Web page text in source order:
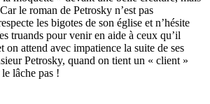
le roman de Petrosky n’est pas
les bigotes de son église et n’hésite
truands pour venir en aide à ceux qu’il
on attend avec impatience la suite de ses
Petrosky, quand on tient un « client »
lâche pas !